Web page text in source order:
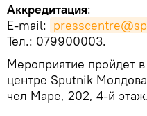
Аккредитация:
E-mail:
Тел.: 079900003.
Мероприятие пройдет
центре Sputnik
чел Маре, 202, 4-й